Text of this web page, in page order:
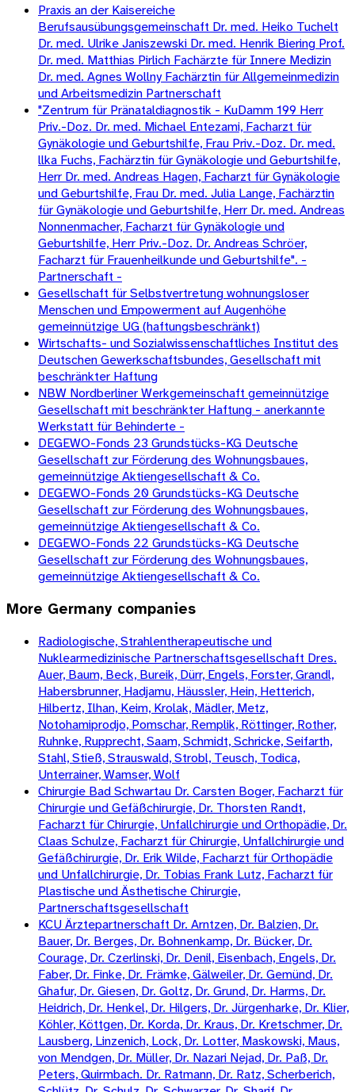
Praxis an der Kaisereiche
Berufsausübungsgemeinschaft Dr. med. Heiko Tuchelt
Dr. med. Ulrike Janiszewski Dr. med. Henrik Biering Prof.
Dr. med. Matthias Pirlich Fachärzte für Innere Medizin
Dr. med. Agnes Wollny Fachärztin für Allgemeinmedizin
und Arbeitsmedizin Partnerschaft
"Zentrum für Pränataldiagnostik - KuDamm 199 Herr
Priv.-Doz. Dr. med. Michael Entezami, Facharzt für
Gynäkologie und Geburtshilfe, Frau Priv.-Doz. Dr. med.
llka Fuchs, Fachärztin für Gynäkologie und Geburtshilfe,
Herr Dr. med. Andreas Hagen, Facharzt für Gynäkologie
und Geburtshilfe, Frau Dr. med. Julia Lange, Fachärztin
für Gynäkologie und Geburtshilfe, Herr Dr. med. Andreas
Nonnenmacher, Facharzt für Gynäkologie und
Geburtshilfe, Herr Priv.-Doz. Dr. Andreas Schröer,
Facharzt für Frauenheilkunde und Geburtshilfe". -
Partnerschaft -
Gesellschaft für Selbstvertretung wohnungsloser
Menschen und Empowerment auf Augenhöhe
gemeinnützige UG (haftungsbeschränkt)
Wirtschafts- und Sozialwissenschaftliches Institut des
Deutschen Gewerkschaftsbundes, Gesellschaft mit
beschränkter Haftung
NBW Nordberliner Werkgemeinschaft gemeinnützige
Gesellschaft mit beschränkter Haftung - anerkannte
Werkstatt für Behinderte -
DEGEWO-Fonds 23 Grundstücks-KG Deutsche
Gesellschaft zur Förderung des Wohnungsbaues,
gemeinnützige Aktiengesellschaft & Co.
DEGEWO-Fonds 20 Grundstücks-KG Deutsche
Gesellschaft zur Förderung des Wohnungsbaues,
gemeinnützige Aktiengesellschaft & Co.
DEGEWO-Fonds 22 Grundstücks-KG Deutsche
Gesellschaft zur Förderung des Wohnungsbaues,
gemeinnützige Aktiengesellschaft & Co.
More Germany companies
Radiologische, Strahlentherapeutische und
Nuklearmedizinische Partnerschaftsgesellschaft Dres.
Auer, Baum, Beck, Bureik, Dürr, Engels, Forster, Grandl,
Habersbrunner, Hadjamu, Häussler, Hein, Hetterich,
Hilbertz, Ilhan, Keim, Krolak, Mädler, Metz,
Notohamiprodjo, Pomschar, Remplik, Röttinger, Rother,
Ruhnke, Rupprecht, Saam, Schmidt, Schricke, Seifarth,
Stahl, Stieß, Strauswald, Strobl, Teusch, Todica,
Unterrainer, Wamser, Wolf
Chirurgie Bad Schwartau Dr. Carsten Boger, Facharzt für
Chirurgie und Gefäßchirurgie, Dr. Thorsten Randt,
Facharzt für Chirurgie, Unfallchirurgie und Orthopädie, Dr.
Claas Schulze, Facharzt für Chirurgie, Unfallchirurgie und
Gefäßchirurgie, Dr. Erik Wilde, Facharzt für Orthopädie
und Unfallchirurgie, Dr. Tobias Frank Lutz, Facharzt für
Plastische und Ästhetische Chirurgie,
Partnerschaftsgesellschaft
KCU Ärztepartnerschaft Dr. Arntzen, Dr. Balzien, Dr.
Bauer, Dr. Berges, Dr. Bohnenkamp, Dr. Bücker, Dr.
Courage, Dr. Czerlinski, Dr. Denil, Eisenbach, Engels, Dr.
Faber, Dr. Finke, Dr. Främke, Gälweiler, Dr. Gemünd, Dr.
Ghafur, Dr. Giesen, Dr. Goltz, Dr. Grund, Dr. Harms, Dr.
Heidrich, Dr. Henkel, Dr. Hilgers, Dr. Jürgenharke, Dr. Klier,
Köhler, Köttgen, Dr. Korda, Dr. Kraus, Dr. Kretschmer, Dr.
Lausberg, Linzenich, Lock, Dr. Lotter, Maskowski, Maus,
von Mendgen, Dr. Müller, Dr. Nazari Nejad, Dr. Paß, Dr.
Peters, Quirmbach. Dr. Ratmann, Dr. Ratz, Scherberich,